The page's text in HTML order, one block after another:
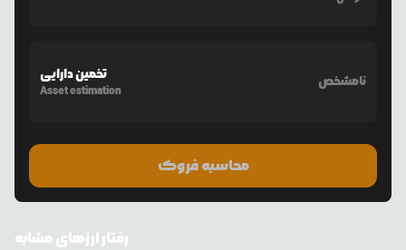
تخمین دارایی
Asset estimation
نامشخص
محاسبه فروک
رفتار ارزهای مشابه